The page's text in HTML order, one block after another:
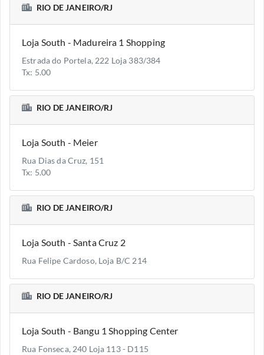
RIO DE JANEIRO/RJ
Loja South - Madureira 1 Shopping
Estrada do Portela, 222 Loja 383/384
Tx: 5.00
RIO DE JANEIRO/RJ
Loja South - Meier
Rua Dias da Cruz, 151
Tx: 5.00
RIO DE JANEIRO/RJ
Loja South - Santa Cruz 2
Rua Felipe Cardoso, Loja B/C 214
RIO DE JANEIRO/RJ
Loja South - Bangu 1 Shopping Center
Rua Fonseca, 240 Loja 113 - D115